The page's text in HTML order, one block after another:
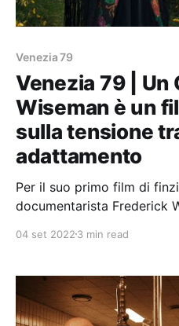
Venezia 79
Venezia 79 | Un
Wiseman è un
sulla tensione
adattamento
Per il suo primo film di
documentarista Frederick
celebre e ingombrante
04 set 2022 3 min read